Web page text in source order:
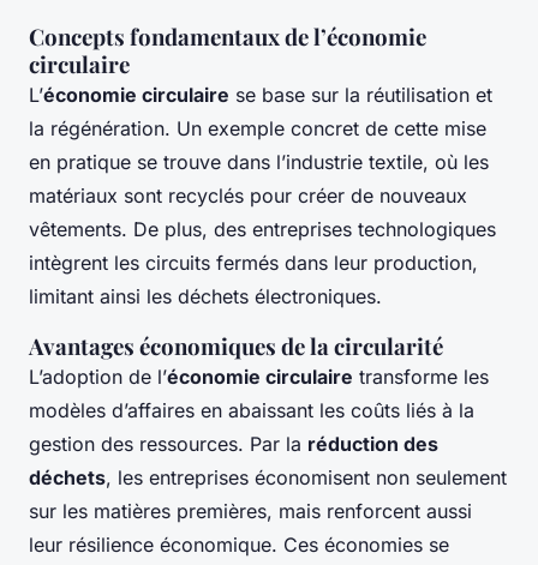
Concepts fondamentaux de l’économie
circulaire
L’économie circulaire se base sur la réutilisation et
la régénération. Un exemple concret de cette mise
en pratique se trouve dans l’industrie textile, où les
matériaux sont recyclés pour créer de nouveaux
vêtements. De plus, des entreprises technologiques
intègrent les circuits fermés dans leur production,
limitant ainsi les déchets électroniques.
Avantages économiques de la circularité
L’adoption de l’économie circulaire transforme les
modèles d’affaires en abaissant les coûts liés à la
gestion des ressources. Par la réduction des
déchets, les entreprises économisent non seulement
sur les matières premières, mais renforcent aussi
leur résilience économique. Ces économies se